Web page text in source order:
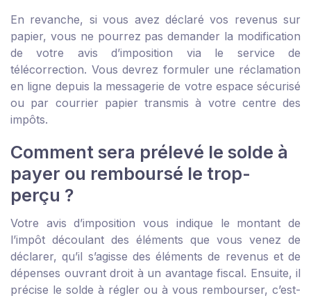
En revanche, si vous avez déclaré vos revenus sur
papier, vous ne pourrez pas demander la modification
de votre avis d’imposition via le service de
télécorrection. Vous devrez formuler une réclamation
en ligne depuis la messagerie de votre espace sécurisé
ou par courrier papier transmis à votre centre des
impôts.
Comment sera prélevé le solde à
payer ou remboursé le trop-
perçu ?
Votre avis d’imposition vous indique le montant de
l’impôt découlant des éléments que vous venez de
déclarer, qu’il s’agisse des éléments de revenus et de
dépenses ouvrant droit à un avantage fiscal. Ensuite, il
précise le solde à régler ou à vous rembourser, c’est-